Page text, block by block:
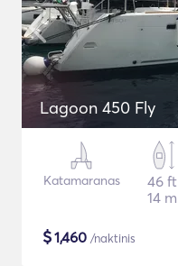
Lagoon 450 Fly
Katamaranas
46 ft
14 m
$1,460 /naktinis